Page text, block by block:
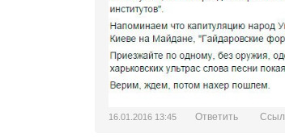
16.01.2016 13:45 Ответить